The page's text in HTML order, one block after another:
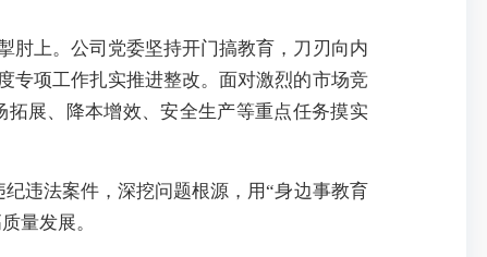
肘上。公司党委坚持开门搞教育，刀刃向内
专项工作扎实推进整改。面对激烈的市场竞
展、降本增效、安全生产等重点任务摸实
违法案件，深挖问题根源，用“身边事教育
量发展。